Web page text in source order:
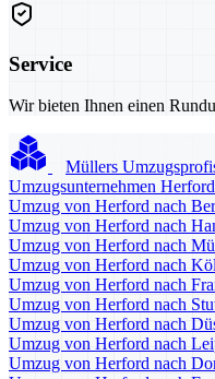
Service
Wir bieten Ihnen einen
Müllers
Umzugsunternehmen Herford
Umzug von Herford nach
Umzug von Herford nach
Umzug von Herford nach
Umzug von Herford nach
Umzug von Herford nach
Umzug von Herford nach
Umzug von Herford nach
Umzug von Herford nach
Umzug von Herford nach